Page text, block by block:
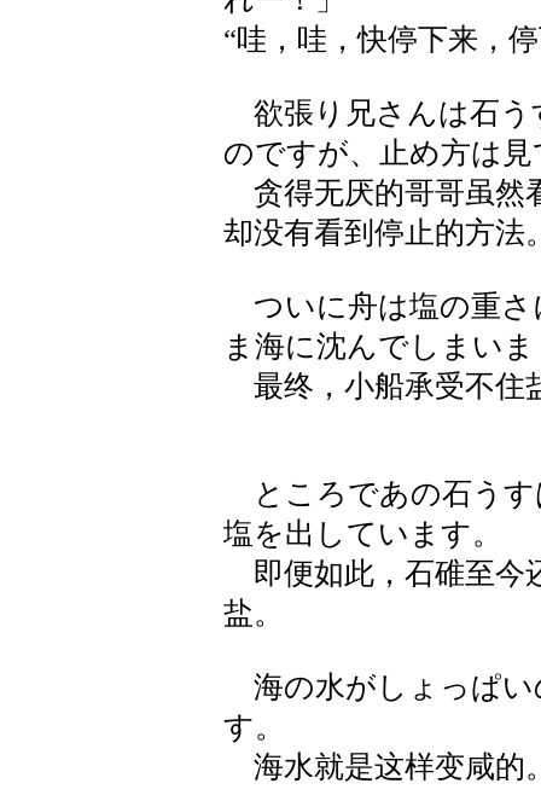
“哇，哇，快停下来，
欲張り兄さんは石う
のですが、止め方は
贪得无厌的哥哥虽然
却没有看到停止的方法
ついに舟は塩の重さ
ま海に沈んでしまい
最终，小船承受不住
ところであの石うす
塩を出しています。
即便如此，石碓至今
盐。
海の水がしょっぱい
す。
海水就是这样变咸的